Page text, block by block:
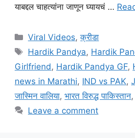
याबद्दल चाहत्यांना जाणून घ्यायचं …
Categories
Viral Videos,क्रीडा
Tags
Hardik Pandya, Hardik
Girlfriend , Hardik Pandya GF,
news in Marathi, IND vs PAK,
जास्मिन वालिया, भारत विरुद्ध पाकिस्तान
Leave a comment